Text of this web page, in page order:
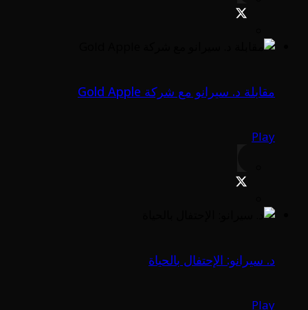
مقابلة د. سيرانو مع شركة Gold Apple
Play
د. سيرانو: الإحتفال بالحياة
Play